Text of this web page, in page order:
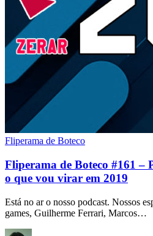
Fliperama de Boteco
Fliperama de Boteco #161 –
o que vou virar em 2019
Está no ar o nosso podcast. Nossos
games, Guilherme Ferrari, Marcos…